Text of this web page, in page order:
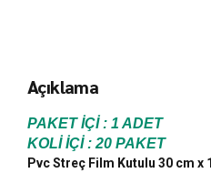
Açıklama
PAKET İÇİ : 1 ADET
KOLİ İÇİ : 20 PAKET
Pvc Streç Film Kutulu 30 cm x